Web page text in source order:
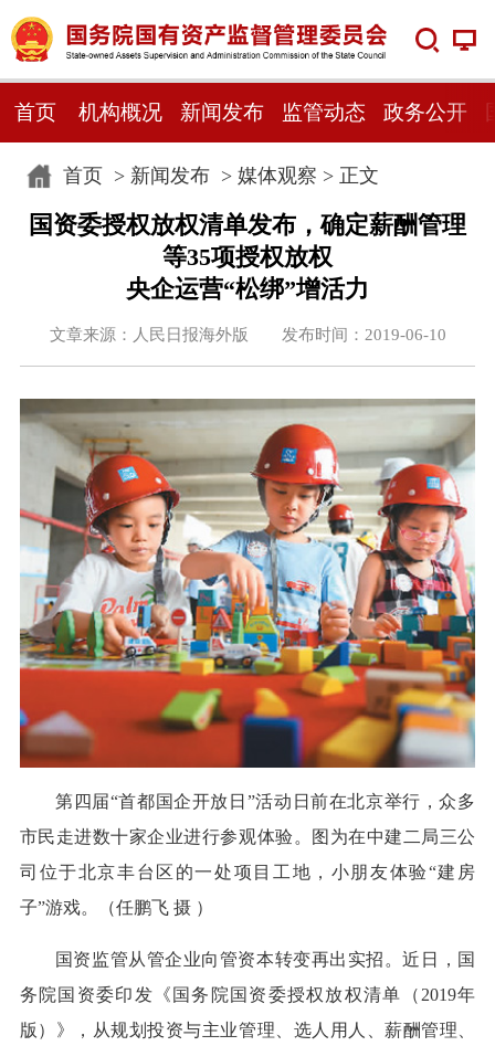
首页 机构概况 新闻发布 监管动态 政务公开
首页> 新闻发布> 媒体观察 > 正文
国资委授权放权清单发布，确定薪酬管理
等35项授权放权
央企运营“松绑”增活力
文章来源：人民日报海外版 发布时间：2019-06-10
第四届“首都国企开放日”活动日前在北京举行，众多
市民走进数十家企业进行参观体验。图为在中建二局三公
司位于北京丰台区的一处项目工地，小朋友体验“建房
子”游戏。（任鹏飞 摄 ）
国资监管从管企业向管资本转变再出实招。近日，国
务院国资委印发《国务院国资委授权放权清单（2019年
版）》，从规划投资与主业管理、选人用人、薪酬管理、